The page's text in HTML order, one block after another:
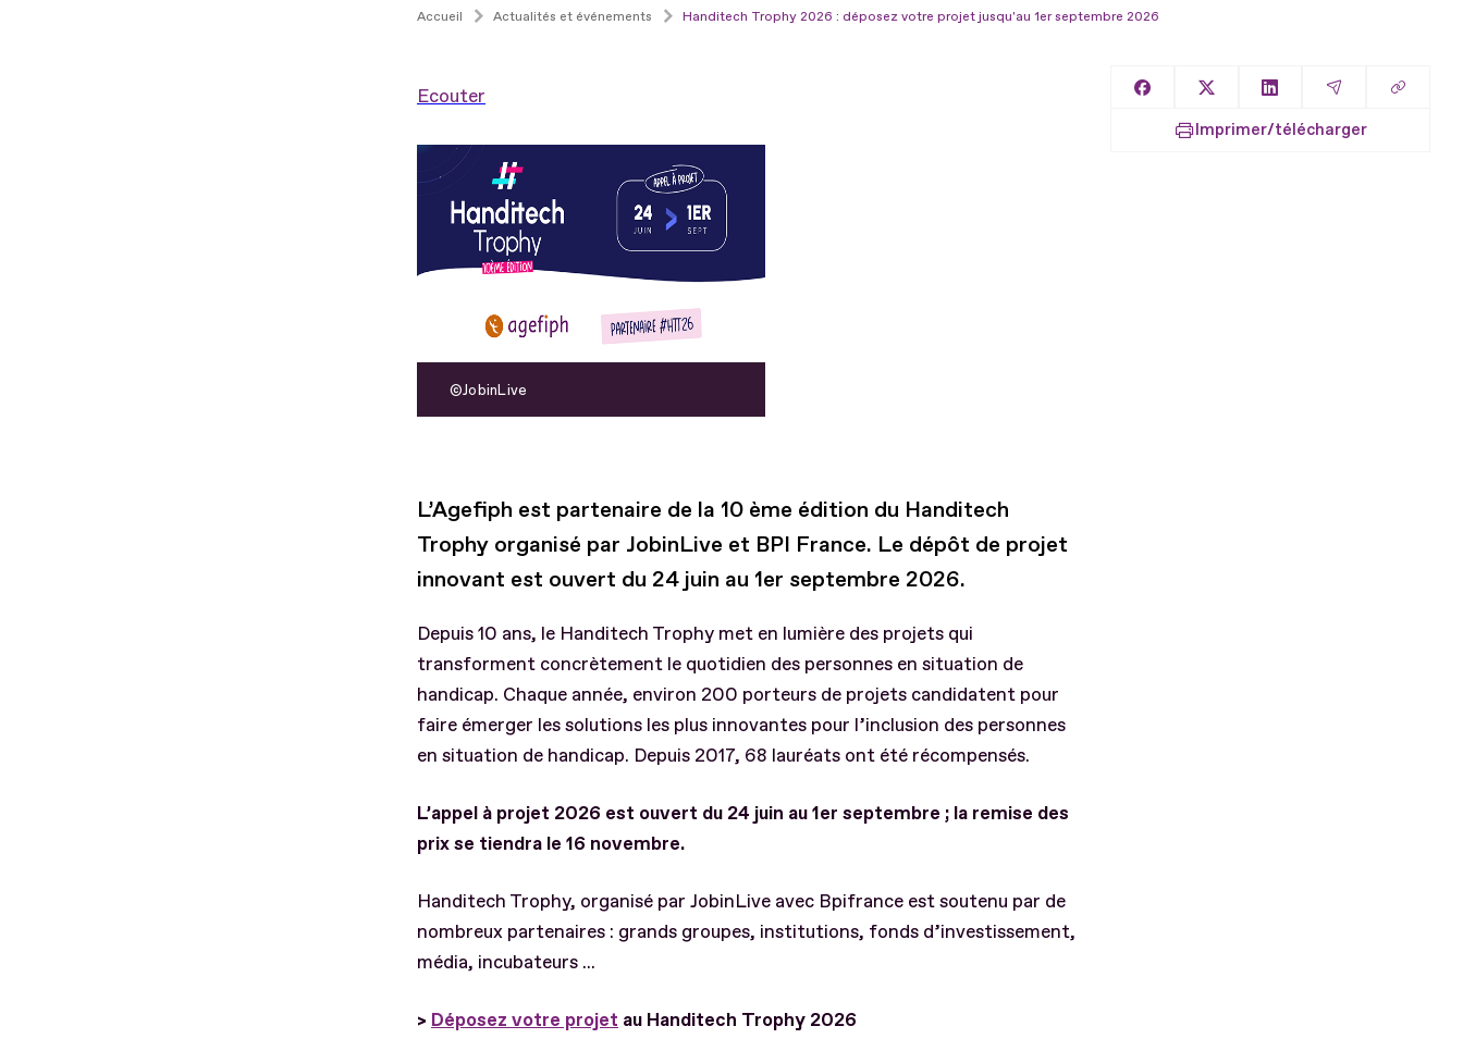
Accueil Actualités et événements Handitech Trophy 2026 : déposez votre projet jusqu'au 1er septembre 2026
Ecouter
JobinLive
L’Agefiph est partenaire de la 10 ème édition du Handitech
Trophy organisé par JobinLive et BPI France. Le dépôt de projet
innovant est ouvert du 24 juin au 1er septembre 2026.
Depuis 10 ans, le Handitech Trophy met en lumière des projets qui
transforment concrètement le quotidien des personnes en situation de
handicap. Chaque année, environ 200 porteurs de projets candidatent pour
faire émerger les solutions les plus innovantes pour l’inclusion des personnes
en situation de handicap. Depuis 2017, 68 lauréats ont été récompensés.
L’appel à projet 2026 est ouvert du 24 juin au 1er septembre ; la remise des
prix se tiendra le 16 novembre.
Handitech Trophy, organisé par JobinLive avec Bpifrance est soutenu par de
nombreux partenaires : grands groupes, institutions, fonds d’investissement,
média, incubateurs ...
> Déposez votre projet au Handitech Trophy 2026
Partager sur Facebook
Partager sur XPartager sur LinkedIn
Partager par
Copier
Imprimer/télécharger